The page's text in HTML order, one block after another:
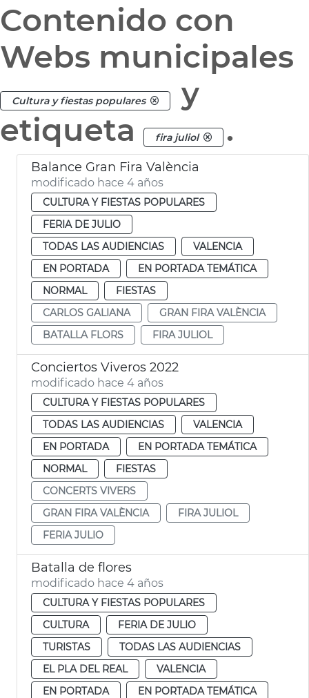
Contenido con
Webs municipales
Cultura y fiestas populares
y
etiqueta
fira juliol .
Balance Gran Fira València
modificado hace 4 años
CULTURA Y FIESTAS POPULARES
FERIA DE JULIO
TODAS LAS AUDIENCIAS
VALENCIA
EN PORTADA
EN PORTADA TEMÁTICA
NORMAL
FIESTAS
CARLOS GALIANA
GRAN FIRA VALÈNCIA
BATALLA FLORS
FIRA JULIOL
Conciertos Viveros 2022
modificado hace 4 años
CULTURA Y FIESTAS POPULARES
TODAS LAS AUDIENCIAS
VALENCIA
EN PORTADA
EN PORTADA TEMÁTICA
NORMAL
FIESTAS
CONCERTS VIVERS
GRAN FIRA VALÈNCIA
FIRA JULIOL
FERIA JULIO
Batalla de flores
modificado hace 4 años
CULTURA Y FIESTAS POPULARES
CULTURA
FERIA DE JULIO
TURISTAS
TODAS LAS AUDIENCIAS
EL PLA DEL REAL
VALENCIA
EN PORTADA
EN PORTADA TEMÁTICA